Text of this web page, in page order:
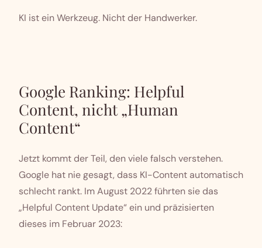
KI ist ein Werkzeug. Nicht der Handwerker.
Google Ranking: Helpful
Content, nicht „Human
Content“
Jetzt kommt der Teil, den viele falsch verstehen.
Google hat nie gesagt, dass KI-Content automatisch
schlecht rankt. Im August 2022 führten sie das
„Helpful Content Update“ ein und präzisierten
dieses im Februar 2023: